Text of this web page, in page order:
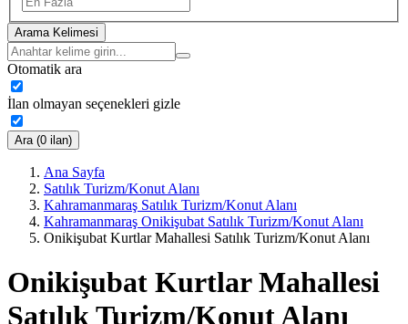
Arama Kelimesi
Otomatik ara
İlan olmayan seçenekleri gizle
Ara (0 ilan)
Ana Sayfa
Satılık Turizm/Konut Alanı
Kahramanmaraş Satılık Turizm/Konut Alanı
Kahramanmaraş Onikişubat Satılık Turizm/Konut Alanı
Onikişubat Kurtlar Mahallesi Satılık Turizm/Konut Alanı
Onikişubat Kurtlar Mahallesi
Satılık Turizm/Konut Alanı